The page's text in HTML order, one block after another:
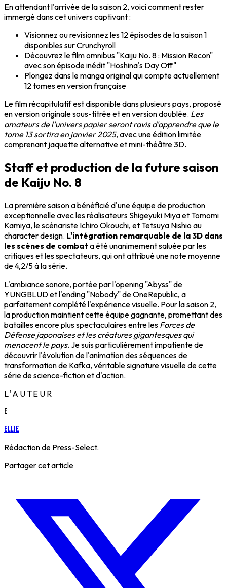
En attendant l'arrivée de la saison 2, voici comment rester
immergé dans cet univers captivant :
Visionnez ou revisionnez les 12 épisodes de la saison 1
disponibles sur Crunchyroll
Découvrez le film omnibus "Kaiju No. 8 : Mission Recon"
avec son épisode inédit "Hoshina's Day Off"
Plongez dans le manga original qui compte actuellement
12 tomes en version française
Le film récapitulatif est disponible dans plusieurs pays, proposé
en version originale sous-titrée et en version doublée. Les
amateurs de l'univers papier seront ravis d'apprendre que le
tome 13 sortira en janvier 2025, avec une édition limitée
comprenant jaquette alternative et mini-théâtre 3D.
Staff et production de la future saison
de Kaiju No. 8
La première saison a bénéficié d'une équipe de production
exceptionnelle avec les réalisateurs Shigeyuki Miya et Tomomi
Kamiya, le scénariste Ichiro Okouchi, et Tetsuya Nishio au
character design. L'intégration remarquable de la 3D dans
les scènes de combat a été unanimement saluée par les
critiques et les spectateurs, qui ont attribué une note moyenne
de 4,2/5 à la série.
L'ambiance sonore, portée par l'opening "Abyss" de
YUNGBLUD et l'ending "Nobody" de OneRepublic, a
parfaitement complété l'expérience visuelle. Pour la saison 2,
la production maintient cette équipe gagnante, promettant des
batailles encore plus spectaculaires entre les Forces de
Défense japonaises et les créatures gigantesques qui
menacent le pays. Je suis particulièrement impatiente de
découvrir l'évolution de l'animation des séquences de
transformation de Kafka, véritable signature visuelle de cette
série de science-fiction et d'action.
L'AUTEUR
E
Ellie
Rédaction de Press-Select.
Partager cet article